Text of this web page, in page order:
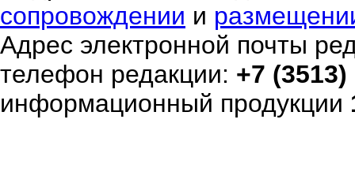
сопровождении и
Адрес электронной почты
телефон редакции: +7
информационный продукции